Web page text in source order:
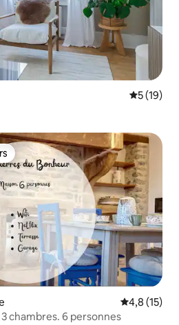
Note
5 (19)
Note
4,8 (15)
chambres. 6 personnes